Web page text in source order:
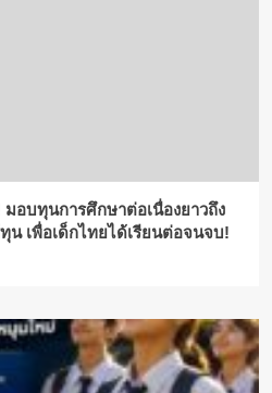
อบทุนการศึกษาต่อเนื่องยาวถึง
น เพื่อเด็กไทยได้เรียนต่อจนจบ!